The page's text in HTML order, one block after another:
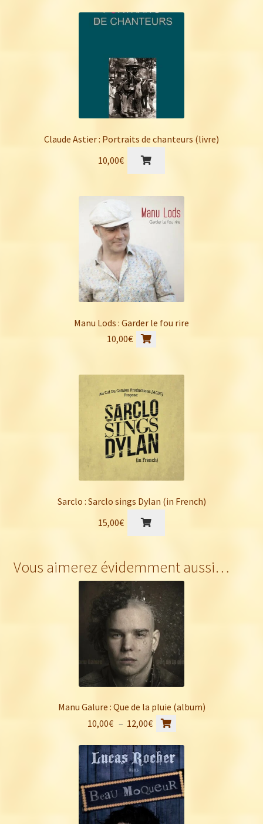
Claude Astier : Portraits de chanteurs (livre)
10,00€
Manu Lods : Garder le fou rire
10,00€
Sarclo : Sarclo sings Dylan (in French)
15,00€
Vous aimerez évidemment aussi…
Manu Galure : Que de la pluie (album)
10,00€ – 12,00€ Plage
prix :
10,00€
à
12,00€
a
plusieurs
variations.
Les